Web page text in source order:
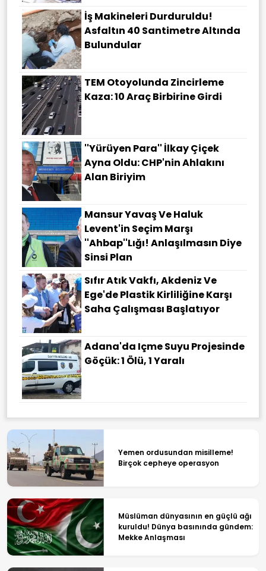
İş Makineleri Durduruldu!
Asfaltın 40 Santimetre Altında
Bulundular
TEM Otoyolunda Zincirleme
Kaza: 10 Araç Birbirine Girdi
''Yürüyen Para'' İlkay Çiçek
Ayna Oldu: CHP'nin Ahlakını
Alan Biriyim
Mansur Yavaş Ve Haluk
Levent'in Seçim Marşı
''Ahbap''lığı! Anlaşılmasın Diye
Sinsi Plan
Sıfır Atık Vakfı, Akdeniz Ve
Ege'de Plastik Kirliliğine Karşı
Saha Çalışması Başlatıyor
Adana'da Içme Suyu Projesinde
Göçük: 1 Ölü, 1 Yaralı
Yemen ordusundan misilleme!
Birçok cepheye operasyon
Müslüman dünyasının en güçlü ağı
kuruldu! Dünya basınında gündem:
Mekke Anlaşması